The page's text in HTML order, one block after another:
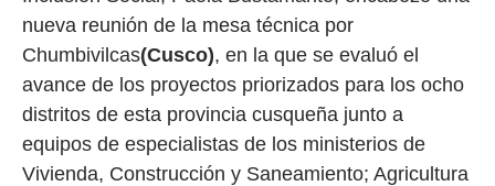
nueva reunión de la mesa técnica por
Chumbivilcas(Cusco), en la que se evaluó el
avance de los proyectos priorizados para los ocho
distritos de esta provincia cusqueña junto a
equipos de especialistas de los ministerios de
Vivienda, Construcción y Saneamiento; Agricultura